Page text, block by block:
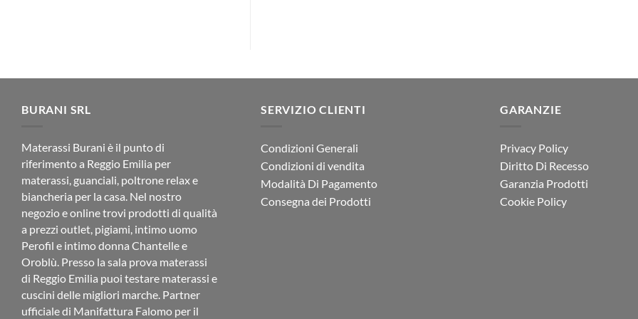
BURANI SRL
Materassi Burani è il punto di
riferimento a Reggio Emilia per
materassi, guanciali, poltrone relax e
biancheria per la casa. Nel nostro
negozio e online trovi prodotti di qualità
a prezzi outlet, pigiami, intimo uomo
Perofil e intimo donna Chantelle e
Oroblù. Presso la sala prova materassi
di Reggio Emilia puoi testare materassi e
cuscini delle migliori marche. Partner
ufficiale di Manifattura Falomo per il
SERVIZIO CLIENTI
Condizioni Generali
Condizioni di vendita
Modalità Di Pagamento
Consegna dei Prodotti
GARANZIE
Privacy Policy
Diritto Di Recesso
Garanzia Prodotti
Cookie Policy